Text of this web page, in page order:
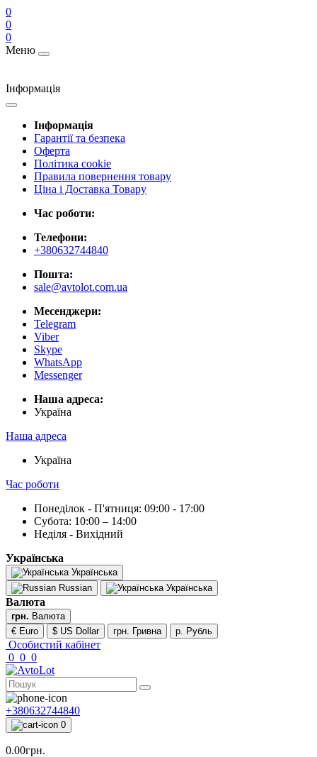
0
0
0
Меню
Інформація
Інформація
Гарантії та безпека
Оферта
Політика cookie
Правила повернення товару
Ціна і Доставка Товару
Час роботи:
Телефони:
+380632744840
Пошта:
sale@avtolot.com.ua
Месенджери:
Telegram
Viber
Skype
WhatsApp
Messenger
Наша адреса:
Українa
Наша адреса
Українa
Час роботи
Понеділок - П'ятниця: 09:00 - 17:00
Субота: 10:00 – 14:00
Неділя - Вихідний
Українська
Українська
Russian
Українська
Валюта
грн. Валюта
€ Euro
$ US Dollar грн. Гривна р. Рубль
Особистий кабінет
0 0 0
+380632744840
0
0.00грн.